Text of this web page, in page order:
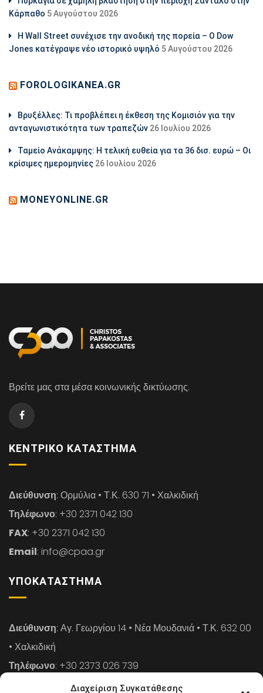
Διαχείριση Συγκατάθεσης
Κάρπαθο 5 Αυγούστου 2026
Η Wall Street συνέχισε την ανοδική της πορεία – Ο Dow
Jones κατέγραψε νέο ιστορικό υψηλό 5 Αυγούστου 2026
FOROLOGIKANEA.GR
Βρυξέλλες: Τι προβλέπει η έκθεση της Κομισιόν για την
ανταγωνιστικότητα των τραπεζών 26 Ιουλίου 2026
Ταμείο Ανάκαμψης: Η τελική ευθεία για τα 36 δισ. ευρώ – Οι
κρίσιμες ημερομηνίες 26 Ιουλίου 2026
MONEYONLINE.GR
Βρείτε μας στα μέσα κοινωνικής δικτύωσης.
ΚΕΝΤΡΙΚΌ ΚΑΤΆΣΤΗΜΑ
Διεύθυνση: Ορμύλια • Τ.Κ. 630 71 • Χαλκιδική
Τηλέφωνο: +30 2371 042 130
FAX: +30 2371 042 130
Email: info@cpaa.gr
ΥΠΟΚΑΤΆΣΤΗΜΑ
Διεύθυνση: Αγ. Γεωργίου 14 • Νέα Μουδανιά • Τ.Κ. 632 00
• Χαλκιδική
Τηλέφωνο: +30 2373 026 739
: +30 2373 026 739